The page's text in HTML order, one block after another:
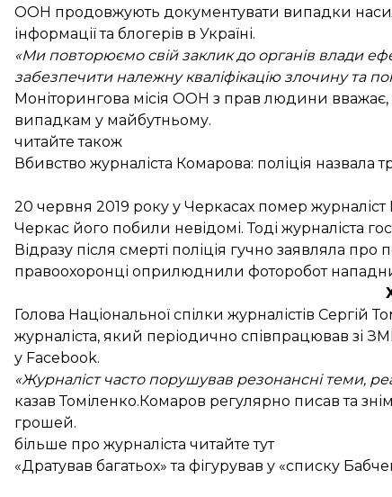
ООН продовжують документувати випадки
інформації та блогерів в Україні.
«Ми повторюємо свій заклик до органів влади
забезпечити належну кваліфікацію злочину та
Моніторингова місія ООН з прав людини вважає,
випадкам у майбутньому.
читайте також
Вбивство журналіста Комарова: поліція назвала
20 червня 2019 року у Черкасах помер журналіст
Черкас його побили невідомі. Тоді журналіста
Відразу після смерті поліція гучно заявляла
правоохоронці оприлюднили фоторобот
Голова Національної спілки журналістів Сергій
журналіста, який періодично співпрацював зі
у Facebook.
«Журналіст часто порушував резонансні теми,
казав Томіленко.Комаров регулярно писав та
грошей.
більше про журналіста читайте тут
«Дратував багатьох» та фігурував у «списку